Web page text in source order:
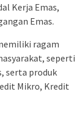
Kerja Emas,
Emas.
ragam
seperti
serta produk
Mikro, Kredit